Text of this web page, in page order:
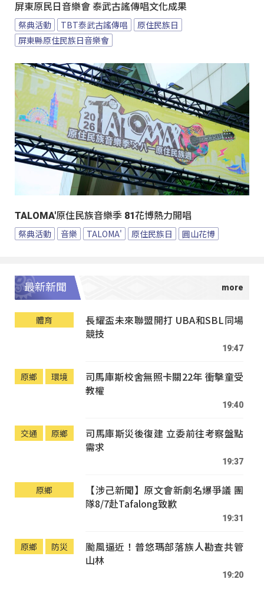
屏東原民日音樂會 泰武古謠傳唱文化成果
祭典活動 TBT泰武古謠傳唱
原住民族日
屏東縣原住民族日音樂會
TALOMA'原住民族音樂季 81花博熱力開唱
祭典活動 音樂 TALOMA' 原住民族日 圓山花博
最新新聞
體育
長耀盃未來聯盟開打 UBA和SBL同場
競技
19:47
原鄉 環境
司馬庫斯校舍無照卡關22年 衝擊童受
教權
19:40
交通 原鄉
司馬庫斯災後復建 立委前往考察盤點
需求
19:37
原鄉
【涉己新聞】原文會新劇名爆爭議 團
隊8/7赴Tafalong致歉
19:31
原鄉 防災
颱風逼近！普悠瑪部落族人勘查共管
山林
19:20